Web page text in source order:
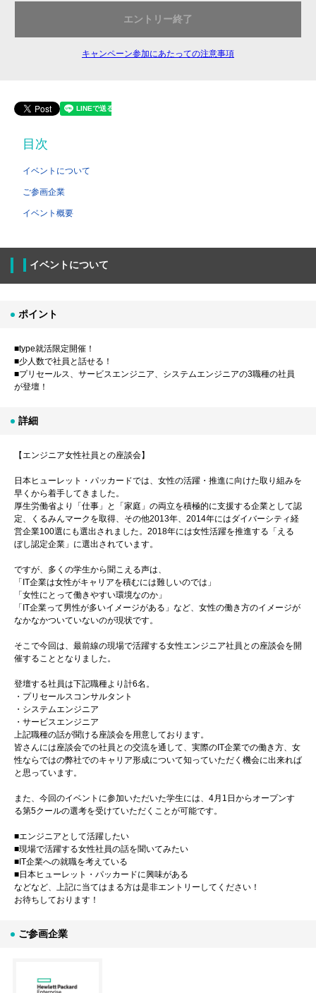
エントリー終了
キャンペーン参加にあたっての注意事項
目次
イベントについて
ご参画企業
イベント概要
イベントについて
ポイント
■type就活限定開催！
■少人数で社員と話せる！
■プリセールス、サービスエンジニア、システムエンジニアの3職種の社員
が登壇！
詳細
【エンジニア女性社員との座談会】
日本ヒューレット・パッカードでは、女性の活躍・推進に向けた取り組みを
早くから着手してきました。
厚生労働省より「仕事」と「家庭」の両立を積極的に支援する企業として認
定、くるみんマークを取得、その他2013年、2014年にはダイバーシティ経
営企業100選にも選出されました。2018年には女性活躍を推進する「える
ぼし認定企業」に選出されています。
ですが、多くの学生から聞こえる声は、
「IT企業は女性がキャリアを積むには難しいのでは」
「女性にとって働きやすい環境なのか」
「IT企業って男性が多いイメージがある」など、女性の働き方のイメージが
なかなかついていないのが現状です。
そこで今回は、最前線の現場で活躍する女性エンジニア社員との座談会を開
催することとなりました。
登壇する社員は下記職種より計6名。
・プリセールスコンサルタント
・システムエンジニア
・サービスエンジニア
上記職種の話が聞ける座談会を用意しております。
皆さんには座談会での社員との交流を通して、実際のIT企業での働き方、女
性ならではの弊社でのキャリア形成について知っていただく機会に出来れば
と思っています。
また、今回のイベントに参加いただいた学生には、4月1日からオープンす
る第5クールの選考を受けていただくことが可能です。
■エンジニアとして活躍したい
■現場で活躍する女性社員の話を聞いてみたい
■IT企業への就職を考えている
■日本ヒューレット・パッカードに興味がある
などなど、上記に当てはまる方は是非エントリーしてください！
お待ちしております！
ご参画企業